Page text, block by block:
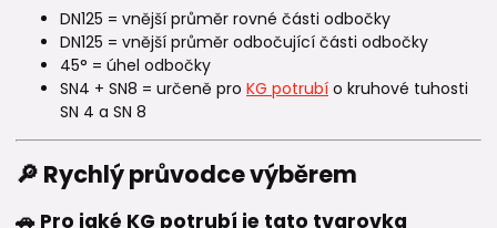
DN125 = vnější průměr rovné části odbočky
DN125 = vnější průměr odbočující části odbočky
45° = úhel odbočky
SN4 + SN8 = určeně pro KG potrubí o kruhové tuhosti
SN 4 a SN 8
🔎 Rychlý průvodce výběrem
🚗 Pro jaké KG potrubí je tato tvarovka